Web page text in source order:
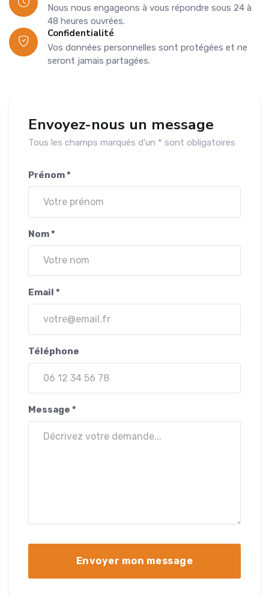
Nous nous engageons à vous répondre sous 24 à
48 heures ouvrées.
Confidentialité
Vos données personnelles sont protégées et ne
seront jamais partagées.
Envoyez-nous un message
Tous les champs marqués d'un * sont obligatoires
Prénom *
Nom *
Email *
Téléphone
Message *